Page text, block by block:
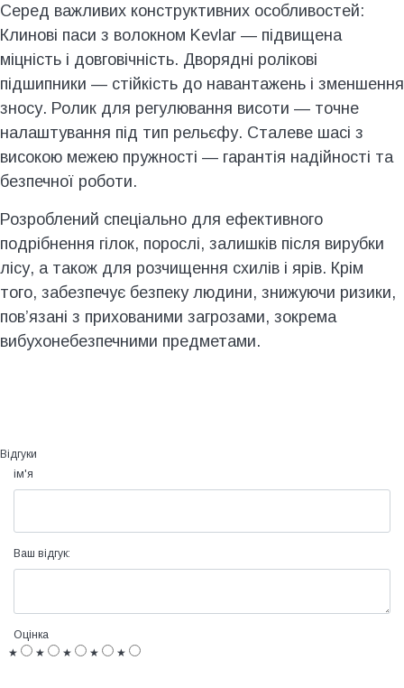
Серед важливих конструктивних особливостей:
Клинові паси з волокном Kevlar — підвищена
міцність і довговічність. Дворядні ролікові
підшипники — стійкість до навантажень і зменшення
зносу. Ролик для регулювання висоти — точне
налаштування під тип рельєфу. Сталеве шасі з
високою межею пружності — гарантія надійності та
безпечної роботи.
Розроблений спеціально для ефективного
подрібнення гілок, порослі, залишків після вирубки
лісу, а також для розчищення схилів і ярів. Крім
того, забезпечує безпеку людини, знижуючи ризики,
пов’язані з прихованими загрозами, зокрема
вибухонебезпечними предметами.
Відгуки
ім'я
Ваш відгук:
Оцінка
★
★
★
★
★